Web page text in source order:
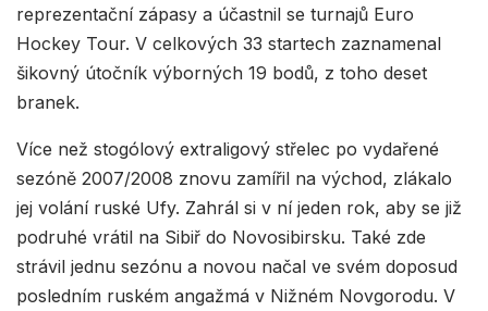
reprezentační zápasy a účastnil se turnajů Euro
Hockey Tour. V celkových 33 startech zaznamenal
šikovný útočník výborných 19 bodů, z toho deset
branek.
Více než stogólový extraligový střelec po vydařené
sezóně 2007/2008 znovu zamířil na východ, zlákalo
jej volání ruské Ufy. Zahrál si v ní jeden rok, aby se již
podruhé vrátil na Sibiř do Novosibirsku. Také zde
strávil jednu sezónu a novou načal ve svém doposud
posledním ruském angažmá v Nižném Novgorodu. V